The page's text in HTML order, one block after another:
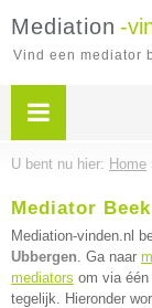
Mediation -
Vind een mediator
U bent nu hier: Home
Mediator
Mediation-vinden.nl
Ubbergen. Ga naar
mediators om via
tegelijk. Hieronder